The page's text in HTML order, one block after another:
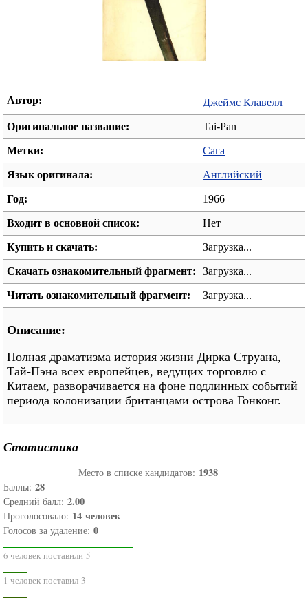
Автор: Джеймс Клавелл
Оригинальное название: Tai-Pan
Метки: Сага
Язык оригинала: Английский
Год: 1966
Входит в основной список: Нет
Купить и скачать: Загрузка...
Скачать ознакомительный фрагмент: Загрузка...
Читать ознакомительный фрагмент: Загрузка...
Описание:
Полная драматизма история жизни Дирка Струана,
Тай-Пэна всех европейцев, ведущих торговлю с
Китаем, разворачивается на фоне подлинных событий
периода колонизации британцами острова Гонконг.
Статистика
Место в списке кандидатов: 1938
Баллы: 28
Средний балл: 2.00
Проголосовало: 14 человек
Голосов за удаление: 0
6 человек поставили 5
1 человек поставил 3